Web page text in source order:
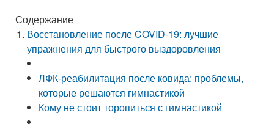
Содержание
Восстановление после COVID-19: лучшие
упражнения для быстрого выздоровления
ЛФК-реабилитация после ковида: проблемы,
которые решаются гимнастикой
Кому не стоит торопиться с гимнастикой